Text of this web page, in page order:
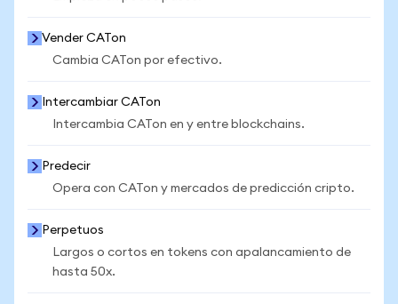
Vender CATon
Cambia CATon por efectivo.
Intercambiar CATon
Intercambia CATon en y entre blockchains.
Predecir
Opera con CATon y mercados de predicción cripto.
Perpetuos
Largos o cortos en tokens con apalancamiento de
hasta 50x.